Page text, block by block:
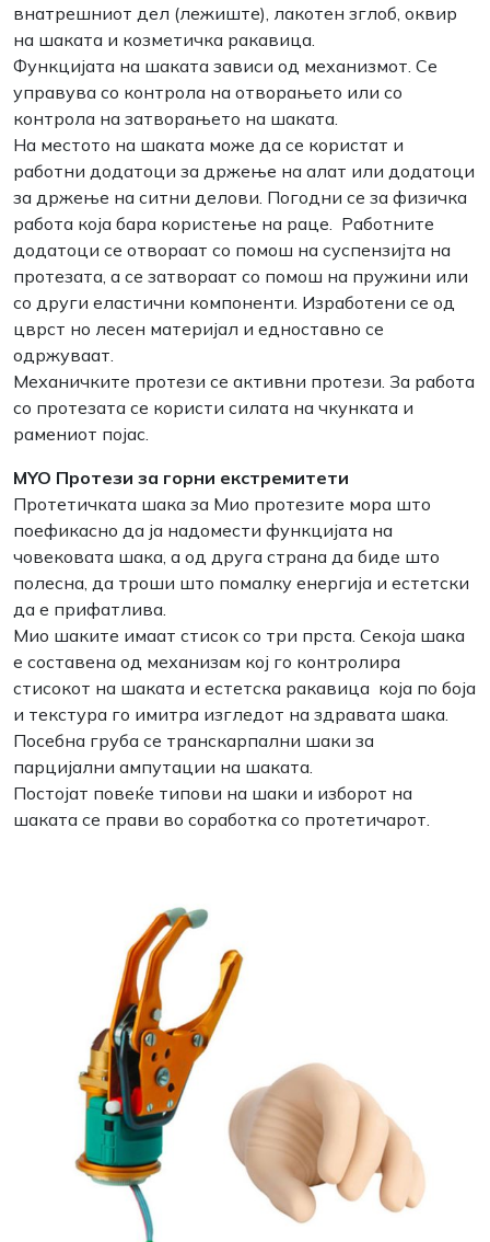
внатрешниот дел (лежиште), лакотен зглоб, оквир
на шаката и козметичка ракавица.
Функцијата на шаката зависи од механизмот. Се
управува со контрола на отворањето или со
контрола на затворањето на шаката.
На местото на шаката може да се користат и
работни додатоци за држење на алат или додатоци
за држење на ситни делови. Погодни се за физичка
работа која бара користење на раце. Работните
додатоци се отвораат со помош на суспензијта на
протезата, а се затвораат со помош на пружини или
со други еластични компоненти. Изработени се од
цврст но лесен материјал и едноставно се
одржуваат.
Механичките протези се активни протези. За работа
со протезата се користи силата на чкунката и
рамениот појас.
MYO Протези за горни екстремитети
Протетичката шака за Мио протезите мора што
поефикасно да ја надомести функцијата на
човековата шака, а од друга страна да биде што
полесна, да троши што помалку енергија и естетски
да е прифатлива.
Мио шаките имаат стисок со три прста. Секоја шака
е составена од механизам кој го контролира
стисокот на шаката и естетска ракавица која по боја
и текстура го имитра изгледот на здравата шака.
Посебна груба се транскарпални шаки за
парцијални ампутации на шаката.
Постојат повеќе типови на шаки и изборот на
шаката се прави во соработка со протетичарот.